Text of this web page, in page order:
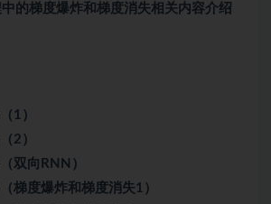
的梯度爆炸和梯度消失相关内容介绍
1）
2）
双向RNN）
梯度爆炸和梯度消失1）